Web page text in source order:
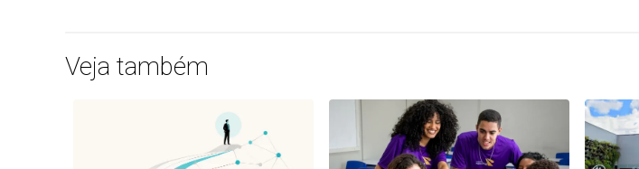
Veja também